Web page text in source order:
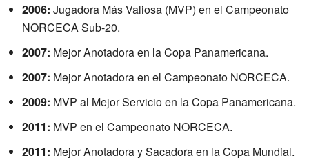
2006: Jugadora Más Valiosa (MVP) en el Campeonato
NORCECA Sub-20.
2007: Mejor Anotadora en la Copa Panamericana.
2007: Mejor Anotadora en el Campeonato NORCECA.
2009: MVP al Mejor Servicio en la Copa Panamericana.
2011: MVP en el Campeonato NORCECA.
2011: Mejor Anotadora y Sacadora en la Copa Mundial.